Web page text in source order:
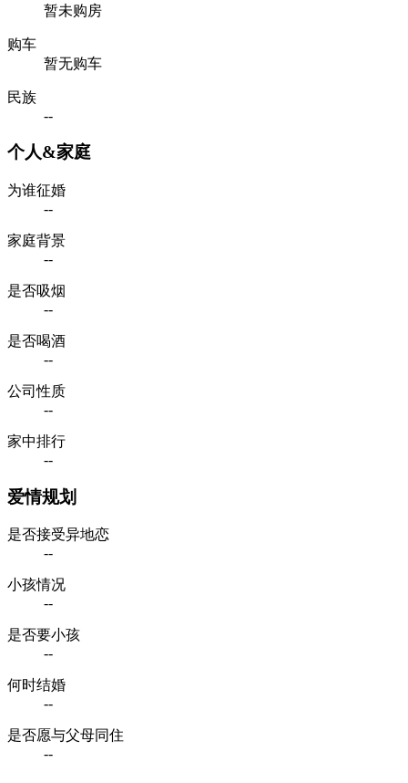
暂未购房
购车
暂无购车
民族
--
个人&家庭
为谁征婚
--
家庭背景
--
是否吸烟
--
是否喝酒
--
公司性质
--
家中排行
--
爱情规划
是否接受异地恋
--
小孩情况
--
是否要小孩
--
何时结婚
--
是否愿与父母同住
--